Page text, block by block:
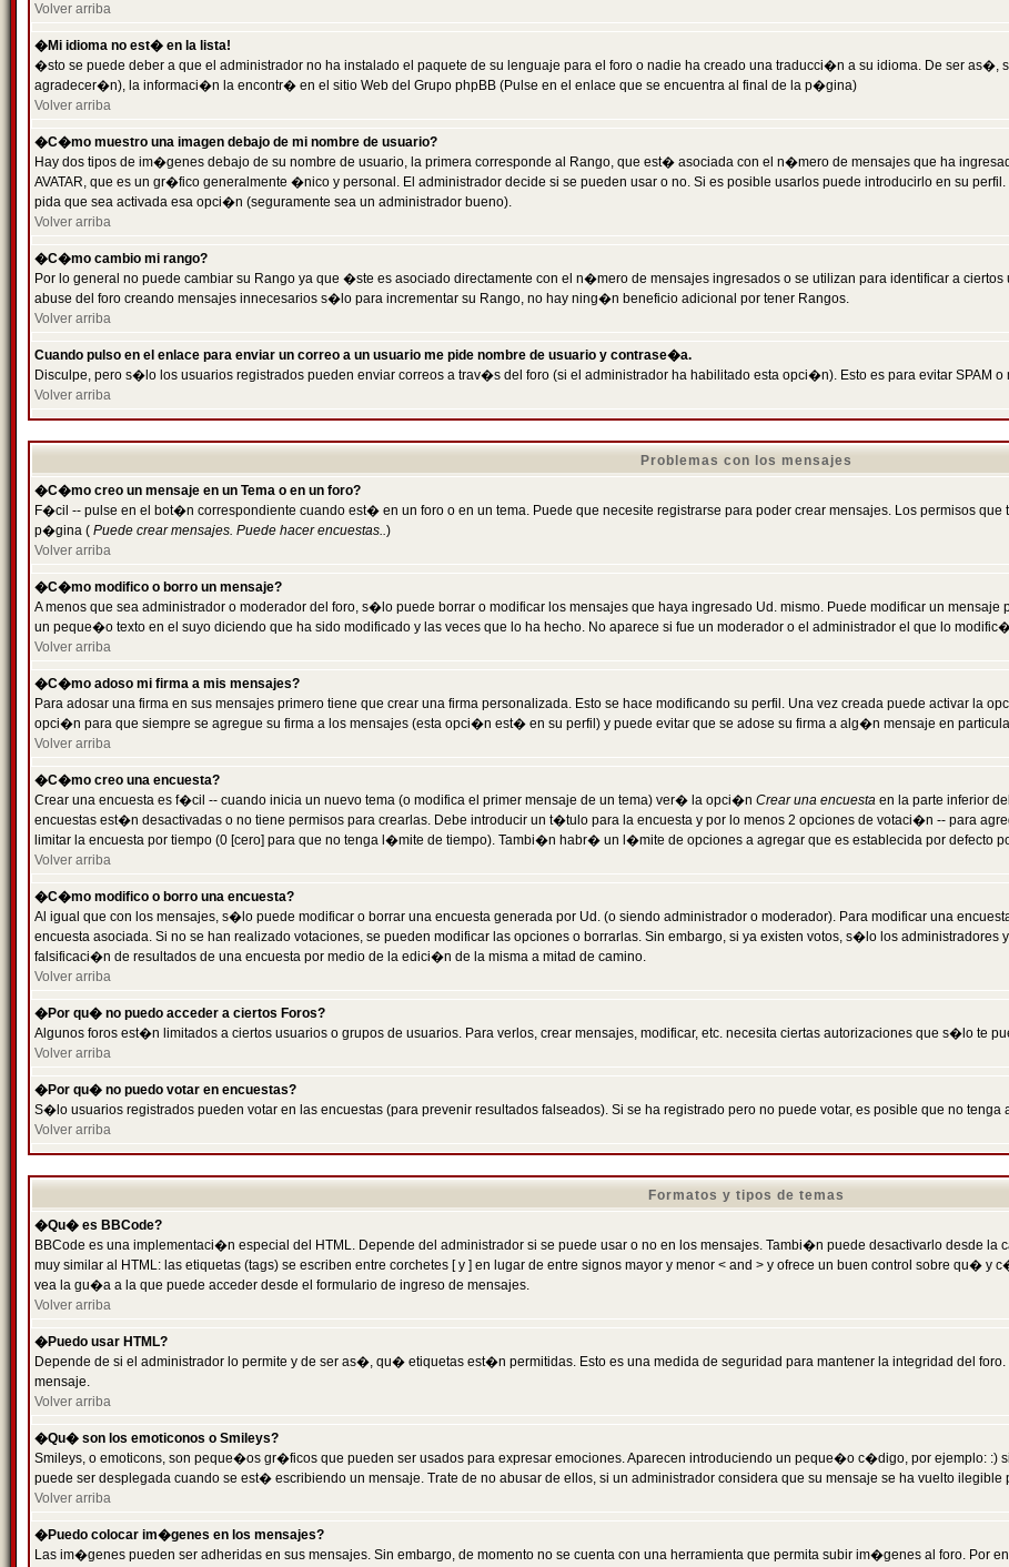
Volver arriba
�Mi idioma no est� en la lista!
�sto se puede deber a que el administrador no ha instalado el paquete de su lenguaje para el foro o nadie ha creado una traducci�n a su idioma. De ser
agradecer�n), la informaci�n la encontr� en el sitio Web del Grupo phpBB (Pulse en el enlace que se encuentra al final de la p�gina)
Volver arriba
�C�mo muestro una imagen debajo de mi nombre de usuario?
Hay dos tipos de im�genes debajo de su nombre de usuario, la primera corresponde al Rango, que est� asociada con el n�mero de mensajes que ha
AVATAR, que es un gr�fico generalmente �nico y personal. El administrador decide si se pueden usar o no. Si es posible usarlos puede introducirlo en su
pida que sea activada esa opci�n (seguramente sea un administrador bueno).
Volver arriba
�C�mo cambio mi rango?
Por lo general no puede cambiar su Rango ya que �ste es asociado directamente con el n�mero de mensajes ingresados o se utilizan para identificar a
abuse del foro creando mensajes innecesarios s�lo para incrementar su Rango, no hay ning�n beneficio adicional por tener Rangos.
Volver arriba
Cuando pulso en el enlace para enviar un correo a un usuario me pide nombre de usuario y contrase�a.
Disculpe, pero s�lo los usuarios registrados pueden enviar correos a trav�s del foro (si el administrador ha habilitado esta opci�n). Esto es para evitar SPAM
Volver arriba
Problemas con los mensajes
�C�mo creo un mensaje en un Tema o en un foro?
F�cil -- pulse en el bot�n correspondiente cuando est� en un foro o en un tema. Puede que necesite registrarse para poder crear mensajes. Los permisos
p�gina ( Puede crear mensajes. Puede hacer encuestas..)
Volver arriba
�C�mo modifico o borro un mensaje?
A menos que sea administrador o moderador del foro, s�lo puede borrar o modificar los mensajes que haya ingresado Ud. mismo. Puede modificar un mensaje
un peque�o texto en el suyo diciendo que ha sido modificado y las veces que lo ha hecho. No aparece si fue un moderador o el administrador el que lo
Volver arriba
�C�mo adoso mi firma a mis mensajes?
Para adosar una firma en sus mensajes primero tiene que crear una firma personalizada. Esto se hace modificando su perfil. Una vez creada puede activar la
opci�n para que siempre se agregue su firma a los mensajes (esta opci�n est� en su perfil) y puede evitar que se adose su firma a alg�n mensaje en
Volver arriba
�C�mo creo una encuesta?
Crear una encuesta es f�cil -- cuando inicia un nuevo tema (o modifica el primer mensaje de un tema) ver� la opci�n Crear una encuesta en la parte inferior
encuestas est�n desactivadas o no tiene permisos para crearlas. Debe introducir un t�tulo para la encuesta y por lo menos 2 opciones de votaci�n -- para
limitar la encuesta por tiempo (0 [cero] para que no tenga l�mite de tiempo). Tambi�n habr� un l�mite de opciones a agregar que es establecida por defecto
Volver arriba
�C�mo modifico o borro una encuesta?
Al igual que con los mensajes, s�lo puede modificar o borrar una encuesta generada por Ud. (o siendo administrador o moderador). Para modificar una
encuesta asociada. Si no se han realizado votaciones, se pueden modificar las opciones o borrarlas. Sin embargo, si ya existen votos, s�lo los
falsificaci�n de resultados de una encuesta por medio de la edici�n de la misma a mitad de camino.
Volver arriba
�Por qu� no puedo acceder a ciertos Foros?
Algunos foros est�n limitados a ciertos usuarios o grupos de usuarios. Para verlos, crear mensajes, modificar, etc. necesita ciertas autorizaciones que s�lo te
Volver arriba
�Por qu� no puedo votar en encuestas?
S�lo usuarios registrados pueden votar en las encuestas (para prevenir resultados falseados). Si se ha registrado pero no puede votar, es posible que no
Volver arriba
Formatos y tipos de temas
�Qu� es BBCode?
BBCode es una implementaci�n especial del HTML. Depende del administrador si se puede usar o no en los mensajes. Tambi�n puede desactivarlo desde
muy similar al HTML: las etiquetas (tags) se escriben entre corchetes [ y ] en lugar de entre signos mayor y menor < and > y ofrece un buen control sobre qu�
vea la gu�a a la que puede acceder desde el formulario de ingreso de mensajes.
Volver arriba
�Puedo usar HTML?
Depende de si el administrador lo permite y de ser as�, qu� etiquetas est�n permitidas. Esto es una medida de seguridad para mantener la integridad del
mensaje.
Volver arriba
�Qu� son los emoticonos o Smileys?
Smileys, o emoticons, son peque�os gr�ficos que pueden ser usados para expresar emociones. Aparecen introduciendo un peque�o c�digo, por ejemplo: :)
puede ser desplegada cuando se est� escribiendo un mensaje. Trate de no abusar de ellos, si un administrador considera que su mensaje se ha vuelto
Volver arriba
�Puedo colocar im�genes en los mensajes?
Las im�genes pueden ser adheridas en sus mensajes. Sin embargo, de momento no se cuenta con una herramienta que permita subir im�genes al foro. Por